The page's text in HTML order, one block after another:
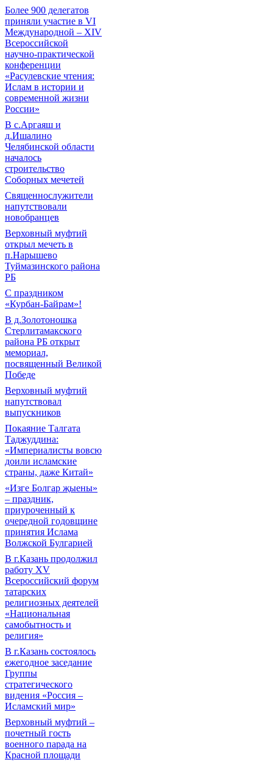
Более 900 делегатов
приняли участие в VI
Международной – ХIV
Всероссийской
научно-практической
конференции
«Расулевские чтения:
Ислам в истории и
современной жизни
России»
В с.Аргаяш и
д.Ишалино
Челябинской области
началось
строительство
Соборных мечетей
Священнослужители
напутствовали
новобранцев
Верховный муфтий
открыл мечеть в
п.Нарышево
Туймазинского района
РБ
С праздником
«Курбан-Байрам»!
В д.Золотоношка
Стерлитамакского
района РБ открыт
мемориал,
посвященный Великой
Победе
Верховный муфтий
напутствовал
выпускников
Покаяние Талгата
Таджуддина:
«Империалисты вовсю
доили исламские
страны, даже Китай»
«Изге Болгар җыены»
– праздник,
приуроченный к
очередной годовщине
принятия Ислама
Волжской Булгарией
В г.Казань продолжил
работу XV
Всероссийский форум
татарских
религиозных деятелей
«Национальная
самобытность и
религия»
В г.Казань состоялось
ежегодное заседание
Группы
стратегического
видения «Россия –
Исламский мир»
Верховный муфтий –
почетный гость
военного парада на
Красной площади